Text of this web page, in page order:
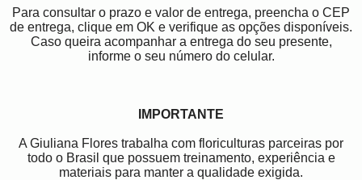
Para consultar o prazo e valor de entrega, preencha o CEP
de entrega, clique em OK e verifique as opções disponíveis.
Caso queira acompanhar a entrega do seu presente,
informe o seu número do celular.
IMPORTANTE
A Giuliana Flores trabalha com floriculturas parceiras por
todo o Brasil que possuem treinamento, experiência e
materiais para manter a qualidade exigida.